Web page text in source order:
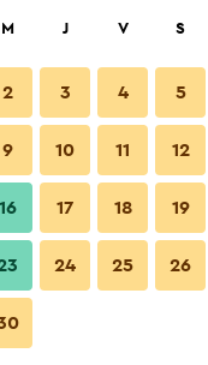
M J V S
2 3 4 5
9 10 11 12
16 17 18 19
24 25 26